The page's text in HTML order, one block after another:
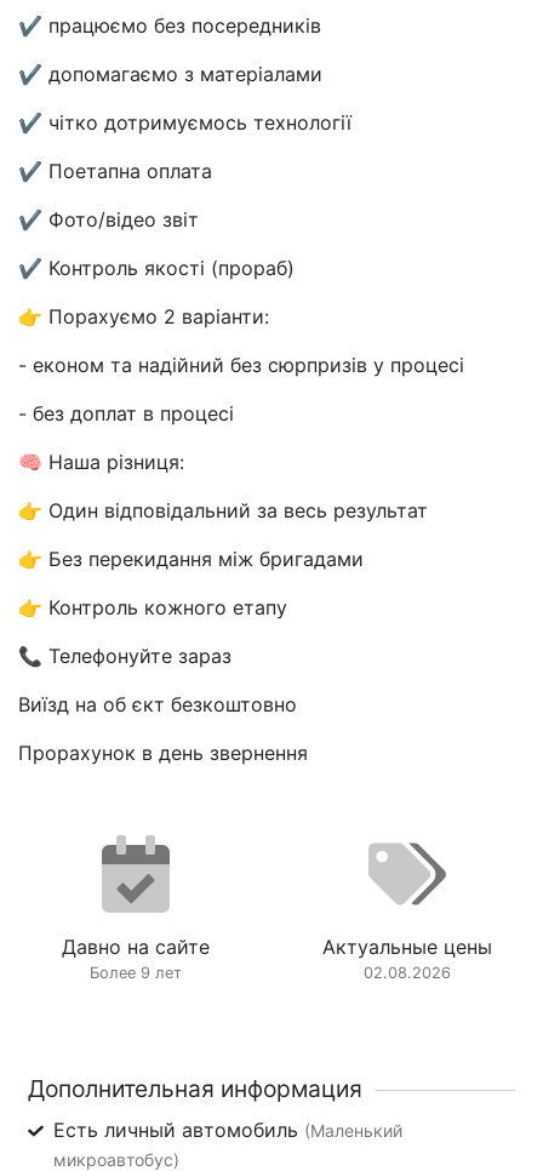
✔ працюємо без посередників
✔ допомагаємо з матеріалами
✔ чітко дотримуємось технології
✔ Поетапна оплата
✔ Фото/відео звіт
✔ Контроль якості (прораб)
👉 Порахуємо 2 варіанти:
- економ та надійний без сюрпризів у процесі
- без доплат в процесі
🧠 Наша різниця:
👉 Один відповідальний за весь результат
👉 Без перекидання між бригадами
👉 Контроль кожного етапу
📞 Телефонуйте зараз
Виїзд на об єкт безкоштовно
Прорахунок в день звернення
Давно на сайте
Более 9 лет
Актуальные цены
02.08.2026
Дополнительная информация
Есть личный автомобиль (Маленький
микроавтобус)